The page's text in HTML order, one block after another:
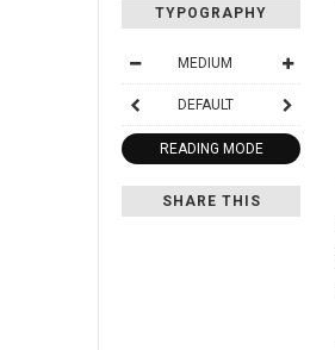
TYPOGRAPHY
MEDIUM
DEFAULT
READING MODE
SHARE THIS